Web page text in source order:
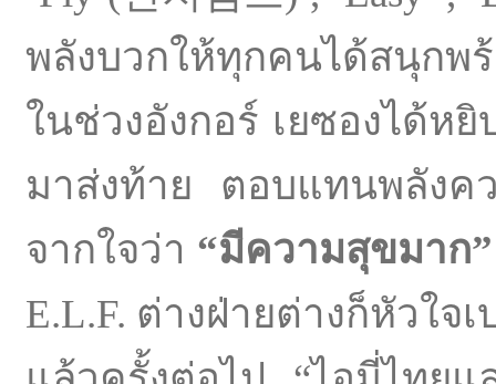
พลังบวกให้ทุกคนได้สนุกพ
ในช่วงอังกอร์ เยซองได้หยิ
มาส่งท้าย ตอบแทนพลังค
จากใจว่า “มีความสุขมาก”
E.L.F. ต่างฝ่ายต่างก็หัวใจ